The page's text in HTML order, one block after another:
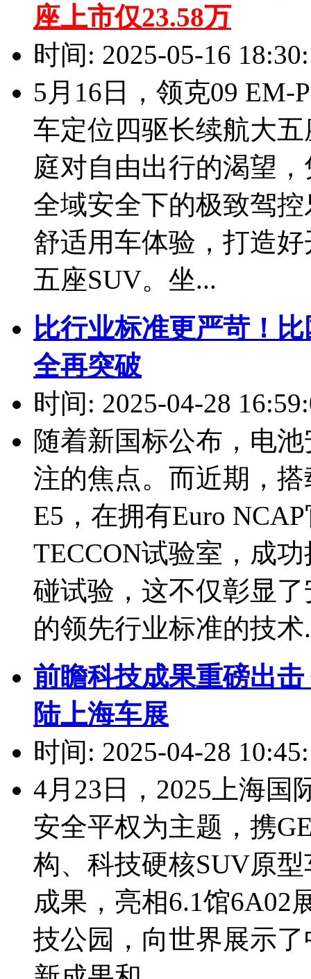
座上市仅23.58万
时间: 2025-05-16
5月16日，领克09 EM-
车定位四驱长续航大
庭对自由出行的渴望
全域安全下的极致驾
舒适用车体验，打造
五座SUV。坐...
比行业标准更严苛！
全再突破
时间: 2025-04-28
随着新国标公布，电
注的焦点。而近期，
E5，在拥有Euro
TECCON试验室，成
碰试验，这不仅彰显
的领先行业标准的技术
前瞻科技成果重磅出
陆上海车展
时间: 2025-04-28
4月23日，2025上海国
安全平权为主题，携
构、科技硬核SUV原
成果，亮相6.1馆6A02
技公园，向世界展示